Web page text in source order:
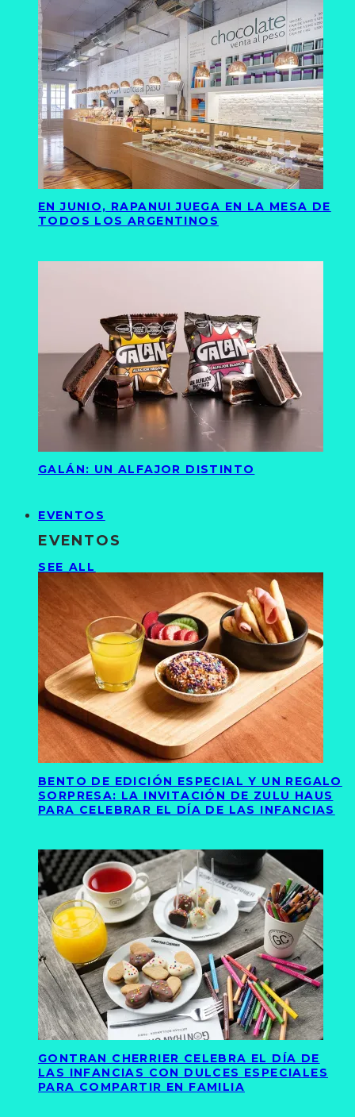
EN JUNIO, RAPANUI JUEGA EN LA MESA DE
TODOS LOS ARGENTINOS
GALÁN: UN ALFAJOR DISTINTO
EVENTOS
EVENTOS
SEE ALL
BENTO DE EDICIÓN ESPECIAL Y UN REGALO
SORPRESA: LA INVITACIÓN DE ZULU HAUS
PARA CELEBRAR EL DÍA DE LAS INFANCIAS
GONTRAN CHERRIER CELEBRA EL DÍA DE
LAS INFANCIAS CON DULCES ESPECIALES
PARA COMPARTIR EN FAMILIA